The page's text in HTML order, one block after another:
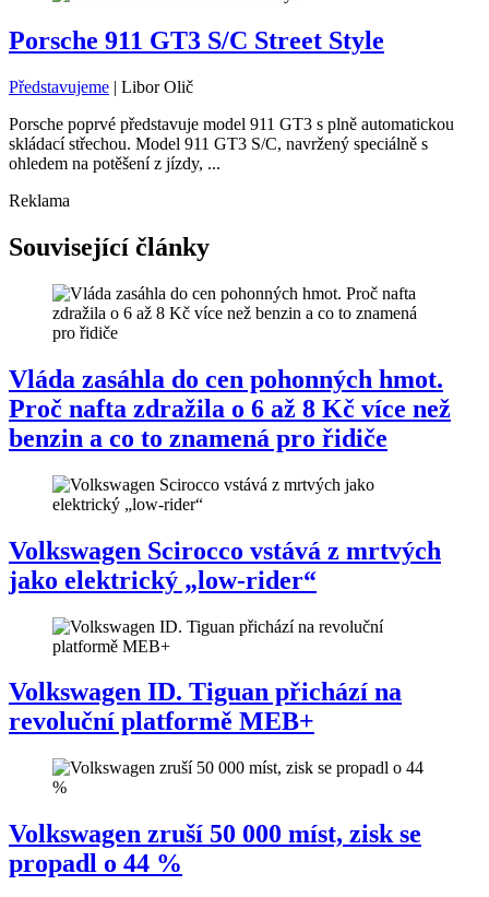
Porsche 911 GT3 S/C Street Style
Představujeme | Libor Olič
Porsche poprvé představuje model 911 GT3 s plně automatickou
skládací střechou. Model 911 GT3 S/C, navržený speciálně s
ohledem na potěšení z jízdy, ...
Reklama
Související články
Vláda zasáhla do cen pohonných hmot.
Proč nafta zdražila o 6 až 8 Kč více než
benzin a co to znamená pro řidiče
Volkswagen Scirocco vstává z mrtvých
jako elektrický „low-rider“
Volkswagen ID. Tiguan přichází na
revoluční platformě MEB+
Volkswagen zruší 50 000 míst, zisk se
propadl o 44 %